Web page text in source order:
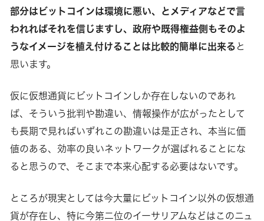
部分はビットコインは環境に悪い、とメディアなどで言
われればそれを信じますし、政府や既得権益側もそのよ
うなイメージを植え付けることは比較的簡単に出来る と
思います。
仮に仮想通貨にビットコインしか存在しないのであれ
ば、そういう批判や勘違い、情報操作が広がったとして
も長期で見ればいずれこの勘違いは是正され、本当に価
値のある、効率の良いネットワークが選ばれることにな
ると思うので、そこまで本来心配する必要はないです。
ところが現実としては今大量にビットコイン以外の仮想通
貨が存在し、特に今第二位のイーサリアムなどはこのニュ